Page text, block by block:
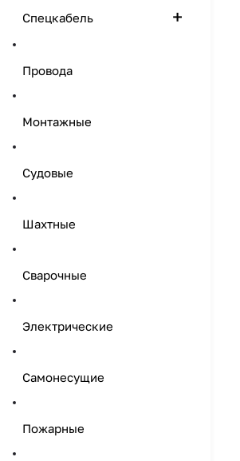
Спецкабель
Провода
Монтажные
Судовые
Шахтные
Сварочные
Электрические
Самонесущие
Пожарные